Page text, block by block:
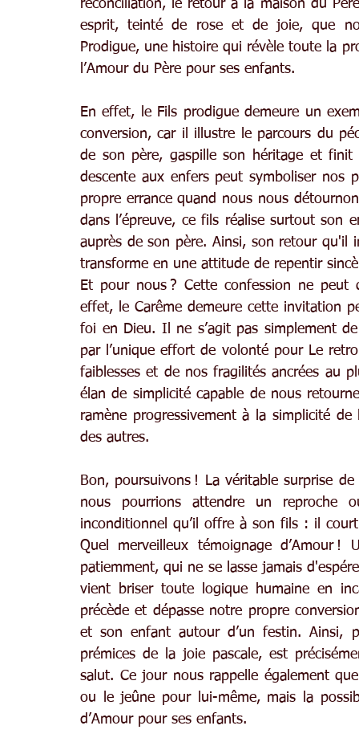
réconciliation, le retour à la maison du
esprit, teinté de rose et de joie, que
Prodigue, une histoire qui révèle toute la
l’Amour du Père pour ses enfants.
En effet, le Fils prodigue demeure un
conversion, car il illustre le parcours du
de son père, gaspille son héritage et
descente aux enfers peut symboliser nos
propre errance quand nous nous
dans l’épreuve, ce fils réalise surtout son
auprès de son père. Ainsi, son retour qu'il
transforme en une attitude de repentir
Et pour nous ? Cette confession ne
effet, le Carême demeure cette invitation
foi en Dieu. Il ne s’agit pas simplement
par l’unique effort de volonté pour Le
faiblesses et de nos fragilités ancrées au
élan de simplicité capable de nous
ramène progressivement à la simplicité de
des autres.
Bon, poursuivons ! La véritable surprise
nous pourrions attendre un reproche
inconditionnel qu’il offre à son fils : il
Quel merveilleux témoignage d’Amour
patiemment, qui ne se lasse jamais
vient briser toute logique humaine en
précède et dépasse notre propre
et son enfant autour d’un festin. Ainsi,
prémices de la joie pascale, est
salut. Ce jour nous rappelle également
ou le jeûne pour lui-même, mais la
d’Amour pour ses enfants.